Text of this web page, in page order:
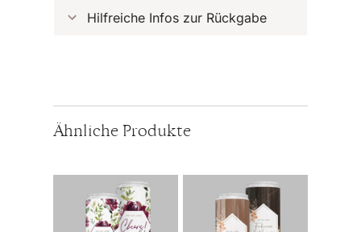
Hilfreiche Infos zur Rückgabe
Ähnliche Produkte
Produkt
Produkt